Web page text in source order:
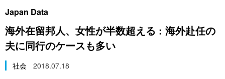
Русский
社会
旅と暮らし
科学・技術
暮らし
Japan Data
海外在留邦人、女性が半数超える : 海外赴任の
夫に同行のケースも多い
社会 2018.07.18